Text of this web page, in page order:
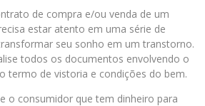
de compra e/ou venda de um
estar atento em uma série de
seu sonho em um transtorno.
todos os documentos envolvendo o
termo de vistoria e condições do bem.
o consumidor que tem dinheiro para